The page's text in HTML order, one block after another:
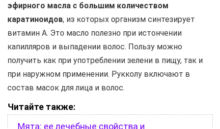
эфирного масла с большим количеством
каратиноидов, из которых организм синтезирует
витамин А. Это масло полезно при истончении
капилляров и выпадении волос. Пользу можно
получить как при употреблении зелени в пищу, так и
при наружном применении. Рукколу включают в
состав масок для лица и волос.
Читайте также:
Мята: ее лечебные свойства и